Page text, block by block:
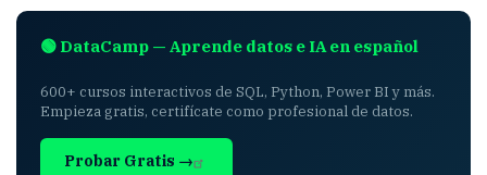
🟢 DataCamp — Aprende datos e IA en español
600+ cursos interactivos de SQL, Python, Power BI y más.
Empieza gratis, certifícate como profesional de datos.
Probar Gratis →